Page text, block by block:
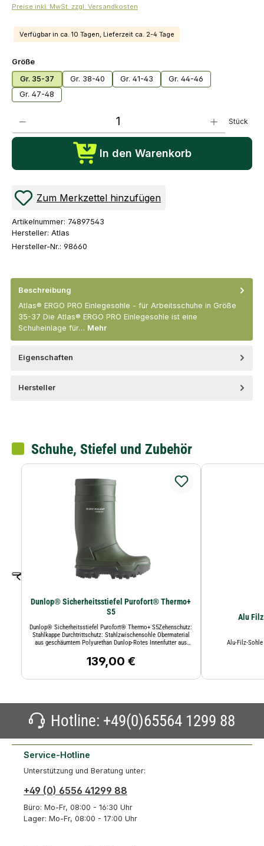
Preise inkl. MwSt. zzgl. Versandkosten
Verfügbar in ca. 10 Tagen, Lieferzeit ca. 2-4 Tage
Größeauswählen
Gr. 35-37
Gr. 38-40 Gr. 41-43
Gr. 44-46
Gr. 47-48
Stück
In den Warenkorb
Zum Merkzettel hinzufügen
Artikelnummer: 74897543
Hersteller: Atlas
Hersteller-Nr.: 98660
Beschreibung
Atlas® ERGO PRO Einlegesohle - für Arbeitsschuhe in Größe
35-37 Die Atlas® ERGO PRO Einlegesohle ist eine
Schuheinlage für… Mehr
Eigenschaften
Hersteller
Schuhe, Stiefel und Zubehör
Dunlop® Sicherheitsstiefel Purofort® Thermo+
S5
Dunlop® Sicherheitsstiefel Purofort® Thermo+ S5Zehenschutz:
Stahlkappe Durchtrittschutz: Stahlzwischensohle Obermaterial
aus geschäumtem Polyurethan Dunlop-Rotes Innenfutter aus
Innensohle rutschhemmende, schmutzabweisende PU-Profilsohle
antistatisch bedingt öl-, benzin- und säurebeständig ideal für den
der Thermo+ seine Stärken überall da aus, wo der Träger
verhindert ein Auskühlen des Fußes, das besonders tiefe Profil
eignet sich speziell für Nassbereiche schockabsorbierend und
extrem strapazierfähig geprüft nach: EN ISO
20345:2011.S5.CI.SRC Innenfutter aus antibakteriellem Gewebe
Regulärer Preis:
139,00 €
Alu
Alu-Filz-
Hotline: +49(0)65564 1299 88
Service-Hotline
Unterstützung und Beratung unter:
+49 (0) 6556 41299 88
Büro: Mo-Fr, 08:00 - 16:30 Uhr
Lager: Mo-Fr, 08:00 - 17:00 Uhr